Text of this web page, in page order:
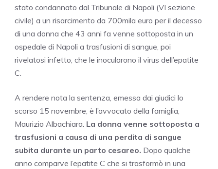
stato condannato dal Tribunale di Napoli (VI sezione
civile) a un risarcimento da 700mila euro per il decesso
di una donna che 43 anni fa venne sottoposta in un
ospedale di Napoli a trasfusioni di sangue, poi
rivelatosi infetto, che le inocularono il virus dell’epatite
C.
A rendere nota la sentenza, emessa dai giudici lo
scorso 15 novembre, è l’avvocato della famiglia,
Maurizio Albachiara. La donna venne sottoposta a
trasfusioni a causa di una perdita di sangue
subita durante un parto cesareo. Dopo qualche
anno comparve l’epatite C che si trasformò in una